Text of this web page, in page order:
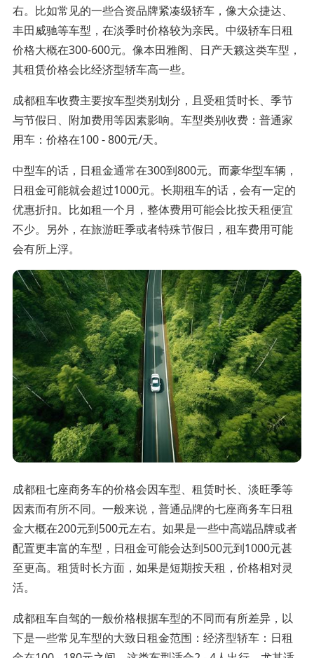
右。比如常见的一些合资品牌紧凑级轿车，像大众捷达、
丰田威驰等车型，在淡季时价格较为亲民。中级轿车日租
价格大概在300-600元。像本田雅阁、日产天籁这类车型，
其租赁价格会比经济型轿车高一些。
成都租车收费主要按车型类别划分，且受租赁时长、季节
与节假日、附加费用等因素影响。车型类别收费：普通家
用车：价格在100 - 800元/天。
中型车的话，日租金通常在300到800元。而豪华型车辆，
日租金可能就会超过1000元。长期租车的话，会有一定的
优惠折扣。比如租一个月，整体费用可能会比按天租便宜
不少。另外，在旅游旺季或者特殊节假日，租车费用可能
会有所上浮。
成都租七座商务车的价格会因车型、租赁时长、淡旺季等
因素而有所不同。一般来说，普通品牌的七座商务车日租
金大概在200元到500元左右。如果是一些中高端品牌或者
配置更丰富的车型，日租金可能会达到500元到1000元甚
至更高。租赁时长方面，如果是短期按天租，价格相对灵
活。
成都租车自驾的一般价格根据车型的不同而有所差异，以
下是一些常见车型的大致日租金范围：经济型轿车：日租